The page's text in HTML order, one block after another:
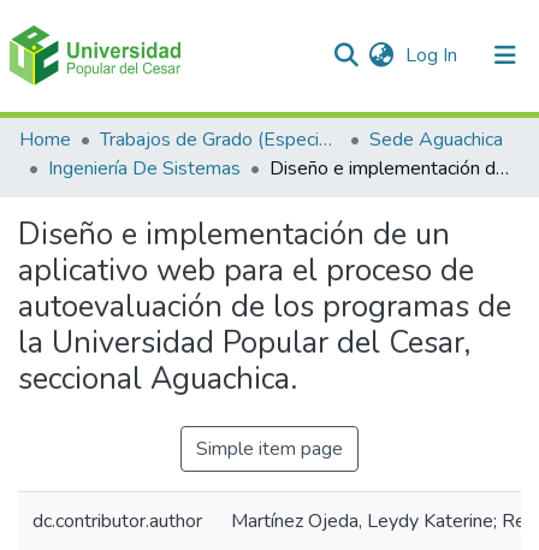
Log In (current)
Communities & Collections
All of DSpace
Statistics
Home Trabajos de Grado (Especializaciones y Pregrados)
Sede Aguachica
Ingeniería De Sistemas
Diseño e implementación de un aplicativo web para el proceso de autoevaluación de los programas de la Universidad Popular del Cesar, seccional Aguachica.
Diseño e implementación de un
aplicativo web para el proceso de
autoevaluación de los programas de
la Universidad Popular del Cesar,
seccional Aguachica.
Simple item page
dc.contributor.author Martínez Ojeda, Leydy Katerine;